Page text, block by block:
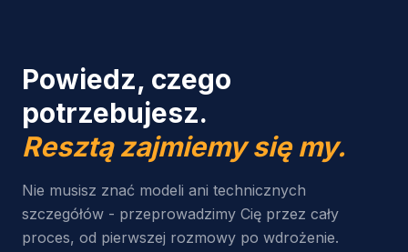
Powiedz, czego
potrzebujesz.
Resztą zajmiemy się my.
Nie musisz znać modeli ani technicznych
szczegółów - przeprowadzimy Cię przez cały
proces, od pierwszej rozmowy po wdrożenie.